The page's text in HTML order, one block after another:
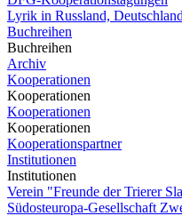
Lyrik in Russland,
Buchreihen
Buchreihen
Archiv
Kooperationen
Kooperationen
Kooperationen
Kooperationen
Kooperationspartner
Institutionen
Institutionen
Verein "Freunde der Trierer
Südosteuropa-Gesellschaft